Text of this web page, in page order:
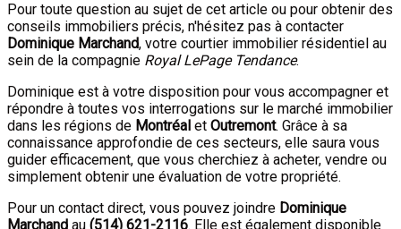
Pour toute question au sujet de cet article ou pour obtenir des
conseils immobiliers précis, n'hésitez pas à contacter
Dominique Marchand, votre courtier immobilier résidentiel au
sein de la compagnie Royal LePage Tendance.
Dominique est à votre disposition pour vous accompagner et
répondre à toutes vos interrogations sur le marché immobilier
dans les régions de Montréal et Outremont. Grâce à sa
connaissance approfondie de ces secteurs, elle saura vous
guider efficacement, que vous cherchiez à acheter, vendre ou
simplement obtenir une évaluation de votre propriété.
Pour un contact direct, vous pouvez joindre Dominique
Marchand au (514) 621-2116. Elle est également disponible